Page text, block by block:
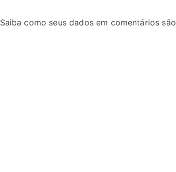
Saiba como seus dados em comentários são